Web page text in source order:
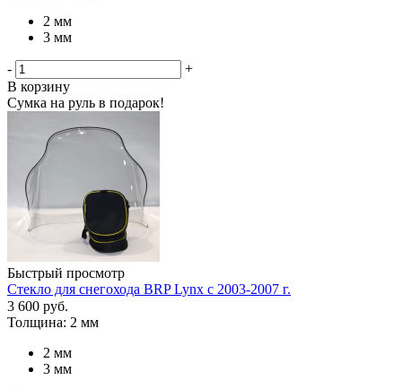
2 мм
3 мм
-
+
В корзину
Сумка на руль в подарок!
Быстрый просмотр
Стекло для снегохода BRP Lynx с 2003-2007 г.
3 600 руб.
Толщина: 2 мм
2 мм
3 мм